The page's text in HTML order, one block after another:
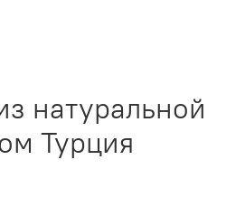
натуральной
Турция